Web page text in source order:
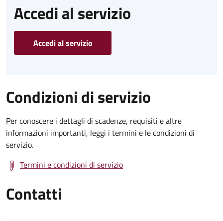
Accedi al servizio
Accedi al servizio
Condizioni di servizio
Per conoscere i dettagli di scadenze, requisiti e altre
informazioni importanti, leggi i termini e le condizioni di
servizio.
Termini e condizioni di servizio
Contatti